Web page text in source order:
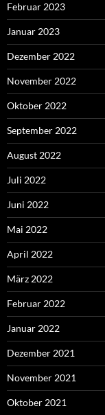
Februar 2023
Januar 2023
Dezember 2022
November 2022
Oktober 2022
September 2022
August 2022
Juli 2022
Juni 2022
Mai 2022
April 2022
März 2022
Februar 2022
Januar 2022
Dezember 2021
November 2021
Oktober 2021